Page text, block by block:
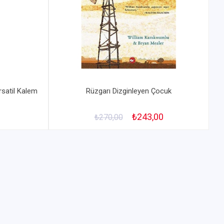
Kalem Rüzgarı Dizginleyen Çocuk
₺270,00 ₺243,00